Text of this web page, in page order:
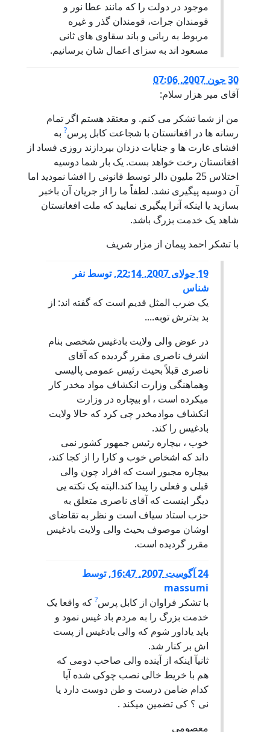
موجود در دولت را که مانند عطا نور و
قومندان جرات، قومندان گذر و غیره
مربوط به ربانی و باند سقاوی های ثانی
مسعود اند به سزای اعمال شان برسانیم.
30 جون 2007, 07:06
آقای میر هزار سلام:
من از شما تشکر می کنم. و معتقد هستم اگر تمام
رسانه ها در افغانستان با شجاعت کابل پرس? به
افشای غارت ها و جنایات دزدان بپردازند روزی فساد از
افغانستان رخت خواهد بست. یک بار شما دوسیه
اختلاس 25 ملیون دالر توسط قانونی را افشا نمودید اما
آن دوسیه پیگیری نشد. لطفاً ما را از جریان آن باخبر
بسازید یا اینکه آنرا پیگیری نمایید که ملت افغانستان
شاهد یک خدمت بزرگ باشد.
با تشکر احمد پیمان از مزار شریف
19 جولای 2007, 22:14 ,توسط نفر
شناس
یک ضرب المثل قدیم است که گفته اند: از
بد بدترش توبه....
در عوض والی ولایت بادغیس شخصی بنام
اشرف ناصری مقرر گردیده که آقای
ناصری قبلاً بحیث رئیس عمومی پالیسی
وهماهنگی وزارت انکشاف مواد مخدر کار
میکرده است ، او بیچاره در وزارت
انکشاف موادمخدر چی کرد که حالا ولایت
بادغیس را کند.
خوب ، بیچاره رئیس جمهور کشور نمی
داند که اشخاص خوب و کارا را از کجا کند،
بیچاره مجبور است که افراد چون والی
قبلی و فعلی را پیدا کند.البته یک نکته یی
دیگر اینست که آقای ناصری متعلق به
حزب استاد سیاف است و نظر به تقاضای
اوشان موصوف بحیث والی ولایت بادغیس
مقرر گردیده است.
24 آگوست 2007, 16:47 ,توسط
massumi
با تشکر فراوان از کابل پرس? که واقعا يک
خدمت بزرگ را به مردم باد غیس نمود و
بايد ياداور شوم که والی بادغیس از پست
اش بر کنار شد.
ثانیآ اینکه از آینده والی صاحب دومی که
هم با خریط خالی نصب چوکی شده آیا
کدام ضامن درست و طن دوست دارد یا
نی ؟ کی تضمین میکند .
معصومی